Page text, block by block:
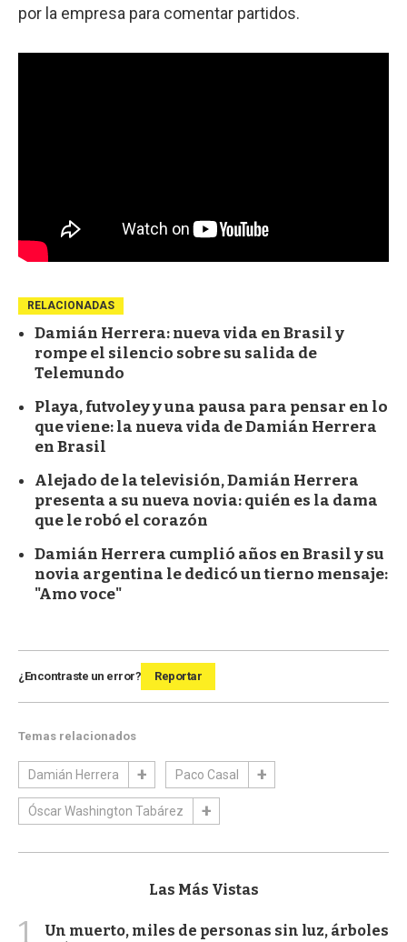
por la empresa para comentar partidos.
RELACIONADAS
Damián Herrera: nueva vida en Brasil y
rompe el silencio sobre su salida de
Telemundo
Playa, futvoley y una pausa para pensar en lo
que viene: la nueva vida de Damián Herrera
en Brasil
Alejado de la televisión, Damián Herrera
presenta a su nueva novia: quién es la dama
que le robó el corazón
Damián Herrera cumplió años en Brasil y su
novia argentina le dedicó un tierno mensaje:
"Amo voce"
¿Encontraste un error? Reportar
Temas relacionados
Damián Herrera Paco Casal
Óscar Washington Tabárez
Las Más Vistas
1
Un muerto, miles de personas sin luz, árboles